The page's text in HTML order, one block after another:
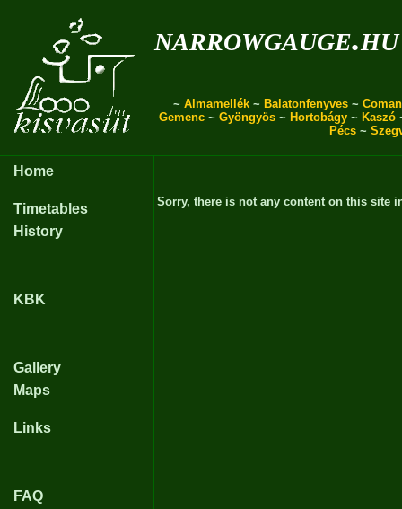
narrowgauge.hu
~ Almamellék ~ Balatonfenyves ~
Gemenc ~ Gyöngyös ~ Hortobágy ~ Kaszó
Pécs ~
Home
Timetables
History
KBK
Gallery
Maps
Links
FAQ
Sorry, there is not any content on this site